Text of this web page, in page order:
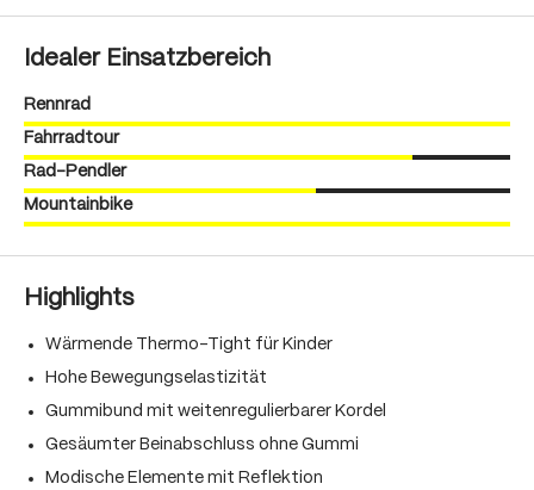
Idealer Einsatzbereich
Rennrad
Fahrradtour
Rad-Pendler
Mountainbike
Highlights
Wärmende Thermo-Tight für Kinder
Hohe Bewegungselastizität
Gummibund mit weitenregulierbarer Kordel
Gesäumter Beinabschluss ohne Gummi
Modische Elemente mit Reflektion